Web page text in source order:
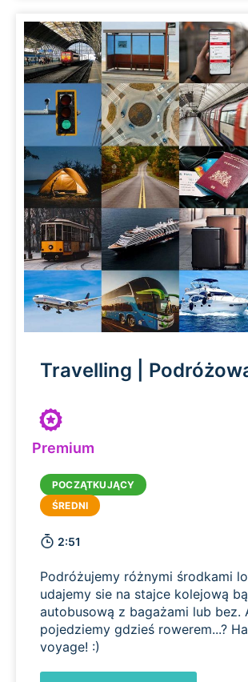
Travelling |
Premium
2:51
Podróżujemy różnymi środkami
udajemy sie na stajce kolejową
autobusową z bagażami lub bez.
pojedziemy gdzieś rowerem...?
voyage! :)